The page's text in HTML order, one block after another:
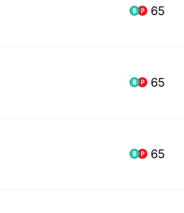
65
65
65